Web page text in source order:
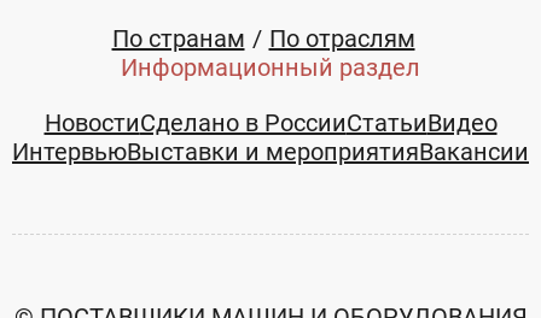
По странам
По отраслям
Информационный раздел
НовостиСделано в РоссииСтатьиВидео
ИнтервьюВыставки и мероприятияВакансии